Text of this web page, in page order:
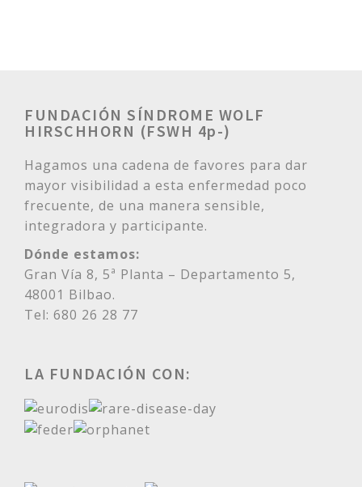
FUNDACIÓN SÍNDROME WOLF
HIRSCHHORN (FSWH 4p-)
Hagamos una cadena de favores para dar
mayor visibilidad a esta enfermedad poco
frecuente, de una manera sensible,
integradora y participante.
Dónde estamos:
Gran Vía 8, 5ª Planta – Departamento 5,
48001 Bilbao.
Tel: 680 26 28 77
LA FUNDACIÓN CON: